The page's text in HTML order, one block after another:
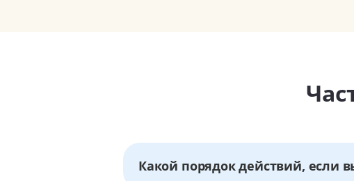
Какой порядок действий, если